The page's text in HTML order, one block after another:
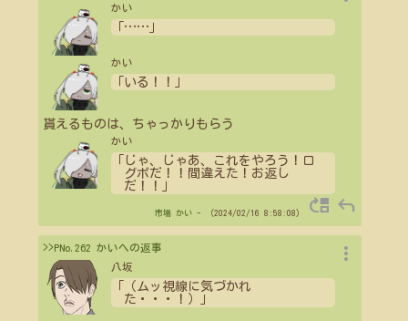
かい
……
かい
「いる！！」
貰えるものは、ちゃっかりもらう
かい
「じゃ、じゃあ、これをやろう！ロ
グボだ！！間違えた！お返し
だ！！」
市場 かい- （2024/02/16 8:58:08） move_up reply
>>PNo.262 かいへの返事
八坂
「（ムッ視線に気づかれ
た・・・！）」
more_vert